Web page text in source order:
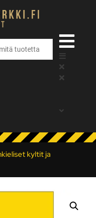
kyltit ja